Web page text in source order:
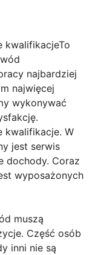
kwalifikacjeTo
najbardziej
najwięcej
wykonywać
kwalifikacje. W
jest serwis
dochody. Coraz
wyposażonych
muszą
Część osób
inni nie są